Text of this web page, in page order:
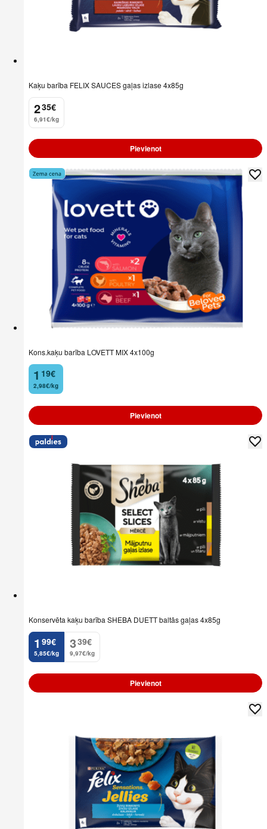
Kaķu barība FELIX SAUCES gaļas izlase 4x85g
2
. 35€
6,91€/kg
Pievienot
Kons.kaķu barība LOVETT MIX 4x100g
1
. 19€
2,98€/kg
Pievienot
Konservēta kaķu barība SHEBA DUETT baltās gaļas 4x85g
1
. 99€
5,85€/kg
3
. 39€
9,97€/kg
Pievienot